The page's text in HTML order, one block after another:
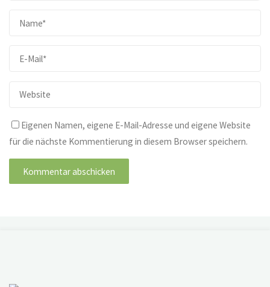
Eigenen Namen, eigene E-Mail-Adresse und eigene Website
für die nächste Kommentierung in diesem Browser speichern.